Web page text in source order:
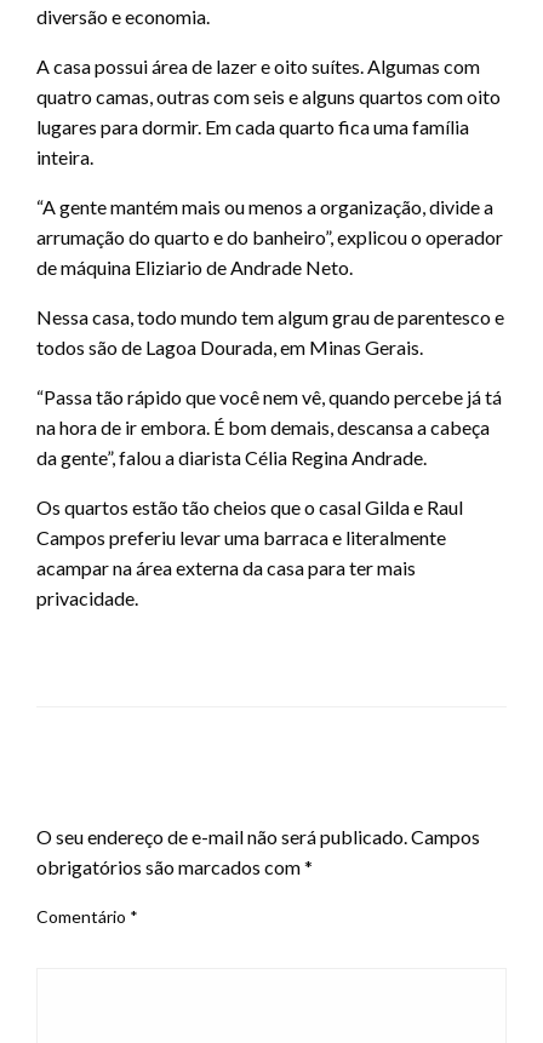
diversão e economia.
A casa possui área de lazer e oito suítes. Algumas com
quatro camas, outras com seis e alguns quartos com oito
lugares para dormir. Em cada quarto fica uma família
inteira.
“A gente mantém mais ou menos a organização, divide a
arrumação do quarto e do banheiro”, explicou o operador
de máquina Eliziario de Andrade Neto.
Nessa casa, todo mundo tem algum grau de parentesco e
todos são de Lagoa Dourada, em Minas Gerais.
“Passa tão rápido que você nem vê, quando percebe já tá
na hora de ir embora. É bom demais, descansa a cabeça
da gente”, falou a diarista Célia Regina Andrade.
Os quartos estão tão cheios que o casal Gilda e Raul
Campos preferiu levar uma barraca e literalmente
acampar na área externa da casa para ter mais
privacidade.
O seu endereço de e-mail não será publicado.Campos
obrigatórios são marcados com*
Comentário *